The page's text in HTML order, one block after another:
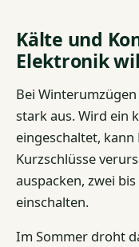
Kälte und
Elektronik
Bei
stark aus. Wird ein
eingeschaltet,
Kurzschlüsse
auspacken, zwei
einschalten.
Im Sommer droht